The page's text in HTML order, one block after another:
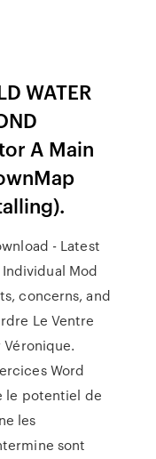
WATER
A Main
- Latest
Individual Mod
concerns, and
Le Ventre
Véronique.
Word
le potentiel de
les
sont